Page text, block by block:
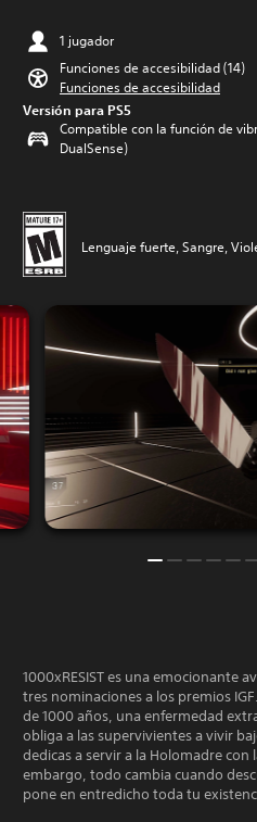
1 jugador
Funciones de accesibilidad (14)
Funciones de accesibilidad
Versión para PS5
Compatible con la función de
DualSense)
Lenguaje fuerte, Sangre,
1000xRESIST es una emocionante
tres nominaciones a los premios
de 1000 años, una enfermedad
obliga a las supervivientes a vivir
dedicas a servir a la Holomadre
embargo, todo cambia cuando
pone en entredicho toda tu